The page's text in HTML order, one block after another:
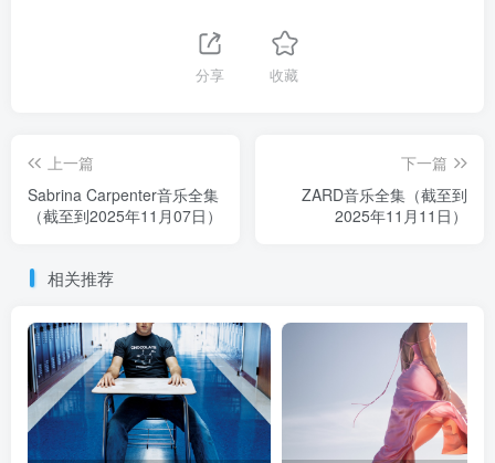
分享 收藏
上一篇
Sabrina Carpenter音乐全集
（截至到2025年11月07日）
下一篇
ZARD音乐全集（截至到
2025年11月11日）
相关推荐